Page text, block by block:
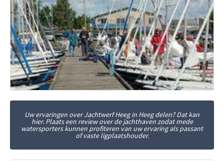
Uw ervaringen over Jachtwerf Heeg in Heeg delen? Dat kan
hier. Plaats een review over de jachthaven zodat mede
watersporters kunnen profiteren van uw ervaring als passant
of vaste ligplaatshouder.